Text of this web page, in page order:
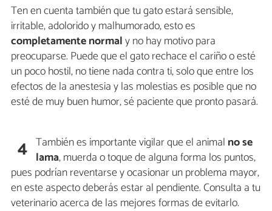
Ten en cuenta también que tu gato estará sensible,
irritable, adolorido y malhumorado, esto es
completamente normaly no hay motivo para
preocuparse. Puede que el gato rechace el cariño o esté
un poco hostil, no tiene nada contra ti, solo que entre los
efectos de la anestesia y las molestias es posible que no
esté de muy buen humor, sé paciente que pronto pasará.
4 También es importante vigilar que el animal no se
lama, muerda o toque de alguna forma los puntos,
pues podrían reventarse y ocasionar un problema mayor,
en este aspecto deberás estar al pendiente. Consulta a tu
veterinario acerca de las mejores formas de evitarlo.